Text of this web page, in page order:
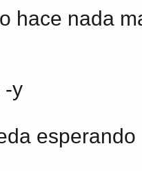
hace nada
-y
esperando